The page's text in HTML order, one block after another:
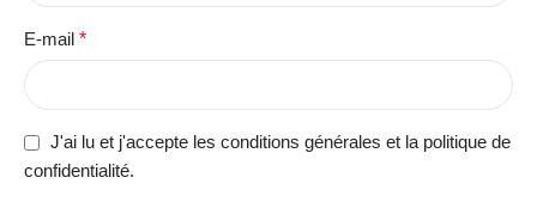
E-mail *
J'ai lu et j'accepte les conditions générales et la politique de
confidentialité.